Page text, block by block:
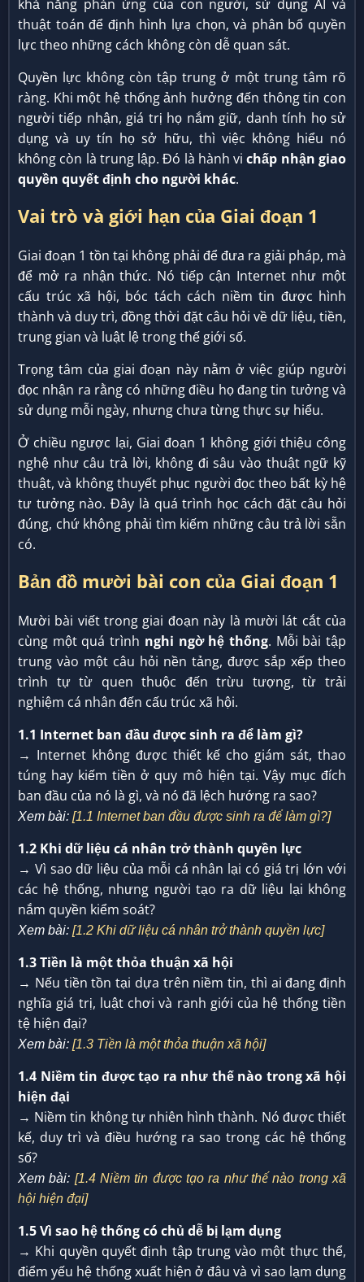
khả năng phản ứng của con người, sử dụng AI và
thuật toán để định hình lựa chọn, và phân bổ quyền
lực theo những cách không còn dễ quan sát.
Quyền lực không còn tập trung ở một trung tâm rõ
ràng. Khi một hệ thống ảnh hưởng đến thông tin con
người tiếp nhận, giá trị họ nắm giữ, danh tính họ sử
dụng và uy tín họ sở hữu, thì việc không hiểu nó
không còn là trung lập. Đó là hành vichấp nhận giao
quyền quyết định cho người khác.
Vai trò và giới hạn của Giai đoạn 1
Giai đoạn 1 tồn tại không phải để đưa ra giải pháp, mà
để mở ra nhận thức. Nó tiếp cận Internet như một
cấu trúc xã hội, bóc tách cách niềm tin được hình
thành và duy trì, đồng thời đặt câu hỏi về dữ liệu, tiền,
trung gian và luật lệ trong thế giới số.
Trọng tâm của giai đoạn này nằm ở việc giúp người
đọc nhận ra rằng có những điều họ đang tin tưởng và
sử dụng mỗi ngày, nhưng chưa từng thực sự hiểu.
Ở chiều ngược lại, Giai đoạn 1 không giới thiệu công
nghệ như câu trả lời, không đi sâu vào thuật ngữ kỹ
thuật, và không thuyết phục người đọc theo bất kỳ hệ
tư tưởng nào. Đây là quá trình học cách đặt câu hỏi
đúng, chứ không phải tìm kiếm những câu trả lời sẵn
có.
Bản đồ mười bài con của Giai đoạn 1
Mười bài viết trong giai đoạn này là mười lát cắt của
cùng một quá trình nghi ngờ hệ thống. Mỗi bài tập
trung vào một câu hỏi nền tảng, được sắp xếp theo
trình tự từ quen thuộc đến trừu tượng, từ trải
nghiệm cá nhân đến cấu trúc xã hội.
1.1 Internet ban đầu được sinh ra để làm gì?
→ Internet không được thiết kế cho giám sát, thao
túng hay kiếm tiền ở quy mô hiện tại. Vậy mục đích
ban đầu của nó là gì, và nó đã lệch hướng ra sao?
Xem bài: [1.1 Internet ban đầu được sinh ra để làm gì?]
1.2 Khi dữ liệu cá nhân trở thành quyền lực
→ Vì sao dữ liệu của mỗi cá nhân lại có giá trị lớn với
các hệ thống, nhưng người tạo ra dữ liệu lại không
nắm quyền kiểm soát?
Xem bài: [1.2 Khi dữ liệu cá nhân trở thành quyền lực]
1.3 Tiền là một thỏa thuận xã hội
→ Nếu tiền tồn tại dựa trên niềm tin, thì ai đang định
nghĩa giá trị, luật chơi và ranh giới của hệ thống tiền
tệ hiện đại?
Xem bài: [1.3 Tiền là một thỏa thuận xã hội]
1.4 Niềm tin được tạo ra như thế nào trong xã hội
hiện đại
→ Niềm tin không tự nhiên hình thành. Nó được thiết
kế, duy trì và điều hướng ra sao trong các hệ thống
số?
Xem bài: [1.4 Niềm tin được tạo ra như thế nào trong xã
hội hiện đại]
1.5 Vì sao hệ thống có chủ dễ bị lạm dụng
→ Khi quyền quyết định tập trung vào một thực thể,
điểm yếu hệ thống xuất hiện ở đâu và vì sao lạm dụng